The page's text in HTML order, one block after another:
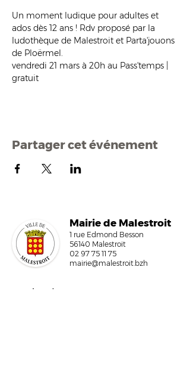
Un moment ludique pour adultes et
ados dès 12 ans ! Rdv proposé par la
ludothèque de Malestroit et Parta'jouons
de Ploërmel.
vendredi 21 mars à 20h au Pass'temps |
gratuit
Partager cet événement
Mairie de Malestroit
1 rue Edmond Besson
56140 Malestroit
02 97 75 11 75
mairie@malestroit.bzh
Horaires d'ouverture